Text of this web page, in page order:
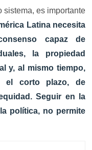
sistema, es importante
Latina necesita
capaz de
la propiedad
y, al mismo tiempo,
el corto plazo, de
Seguir en la
política, no permite